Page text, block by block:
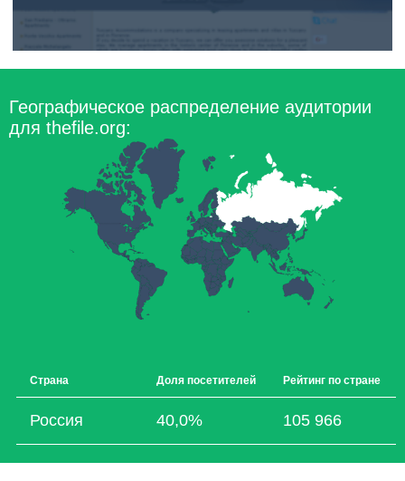
Географическое распределение аудитории
для thefile.org:
Страна Доля посетителей Рейтинг по стране
Россия 40,0% 105 966